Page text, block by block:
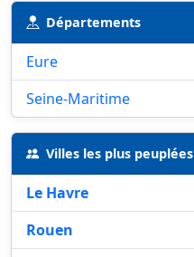
Départements
Eure
Seine-Maritime
Villes les plus peuplées
Le Havre
Rouen